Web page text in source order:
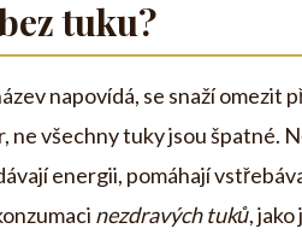
tuku?
napovídá, se snaží omezit
ne všechny tuky jsou špatné.
energii, pomáhají
nezdravých tuků,